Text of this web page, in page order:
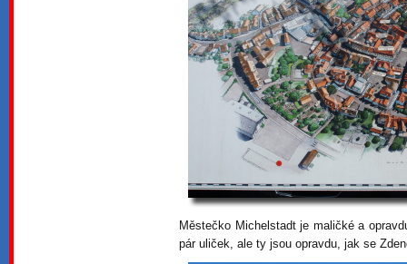
Městečko Michelstadt je maličké a
pár uliček, ale ty jsou opravdu, jak se